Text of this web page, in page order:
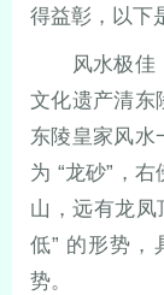
得益彰，以下
风水极佳
文化遗产清东
东陵皇家风水
为 “龙砂”，
山，远有龙凤
低” 的形势，
势。